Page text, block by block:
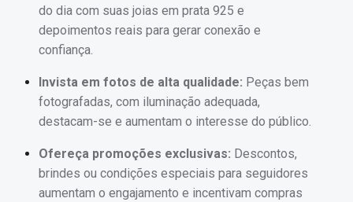
do dia com suas joias em prata 925 e
depoimentos reais para gerar conexão e
confiança.
Invista em fotos de alta qualidade: Peças bem
fotografadas, com iluminação adequada,
destacam-se e aumentam o interesse do público.
Ofereça promoções exclusivas: Descontos,
brindes ou condições especiais para seguidores
aumentam o engajamento e incentivam compras